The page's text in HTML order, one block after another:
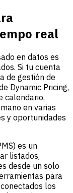
real
en datos es
Si tu cuenta
de gestión de
Dynamic Pricing,
calendario,
en varias
y oportunidades
es un
listados,
desde un solo
para
los